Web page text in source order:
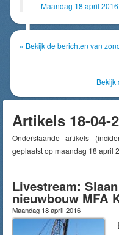
Maandag 18 april
« Bekijk de berichten van
Bekijk
Artikels 18-04-
Onderstaande artikels
geplaatst op maandag 18 april
Livestream:
nieuwbouw MFA
Maandag 18 april 2016